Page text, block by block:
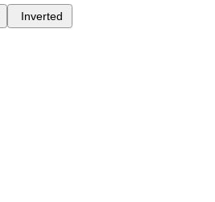
Inverted